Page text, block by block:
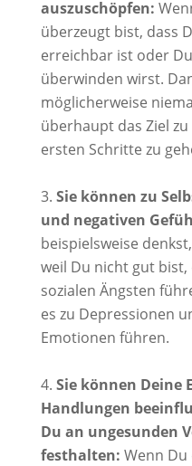
auszuschöpfen:
überzeugt bist, dass
erreichbar ist oder
überwinden wirst.
möglicherweise
überhaupt das Ziel
ersten Schritte zu
Sie können zu
und negativen
beispielsweise
weil Du nicht gut bist,
sozialen Ängsten
es zu Depressionen
Emotionen führen.
Sie können Deine
Handlungen
Du an ungesunden
festhalten: Wenn Du